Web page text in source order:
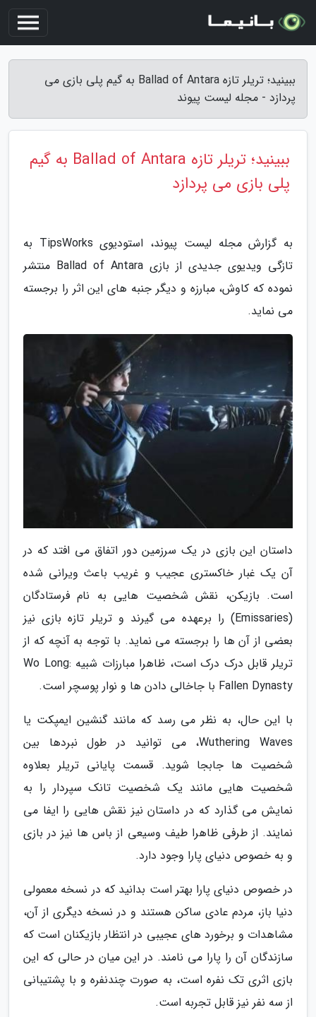
ببینید؛ تریلر تازه Ballad of Antara به گیم پلی بازی می
پردازد - مجله لیست پیوند
ببینید؛ تریلر تازه Ballad of Antara به گیم
پلی بازی می پردازد
به گزارش مجله لیست پیوند، استودیوی TipsWorks به
تازگی ویدیوی جدیدی از بازی Ballad of Antara منتشر
نموده که کاوش، مبارزه و دیگر جنبه های این اثر را برجسته
می نماید.
داستان این بازی در یک سرزمین دور اتفاق می افتد که در
آن یک غبار خاکستری عجیب و غریب باعث ویرانی شده
است. بازیکن، نقش شخصیت هایی به نام فرستادگان
(Emissaries) را برعهده می گیرند و تریلر تازه بازی نیز
بعضی از آن ها را برجسته می نماید. با توجه به آنچه که از
تریلر قابل درک درک است، ظاهرا مبارزات شبیه Wo Long:
Fallen Dynasty با جاخالی دادن ها و نوار پوسچر است.
با این حال، به نظر می رسد که مانند گنشین ایمپکت یا
Wuthering Waves، می توانید در طول نبردها بین
شخصیت ها جابجا شوید. قسمت پایانی تریلر بعلاوه
شخصیت هایی مانند یک شخصیت تانک سپردار را به
نمایش می گذارد که در داستان نیز نقش هایی را ایفا می
نمایند. از طرفی ظاهرا طیف وسیعی از باس ها نیز در بازی
و به خصوص دنیای پارا وجود دارد.
در خصوص دنیای پارا بهتر است بدانید که در نسخه معمولی
دنیا باز، مردم عادی ساکن هستند و در نسخه دیگری از آن،
مشاهدات و برخورد های عجیبی در انتظار بازیکنان است که
سازندگان آن را پارا می نامند. در این میان در حالی که این
بازی اثری تک نفره است، به صورت چندنفره و با پشتیبانی
از سه نفر نیز قابل تجربه است.